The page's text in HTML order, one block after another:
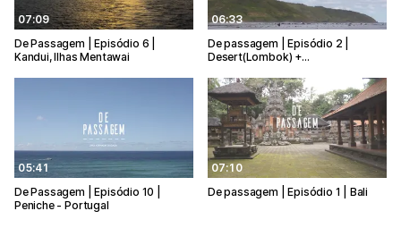
07:09
De Passagem | Episódio 6 |
Kandui, Ilhas Mentawai
06:33
De passagem | Episódio 2 |
Desert(Lombok) +…
05:41
De Passagem | Episódio 10 |
Peniche - Portugal
07:10
De passagem | Episódio 1 | Bali